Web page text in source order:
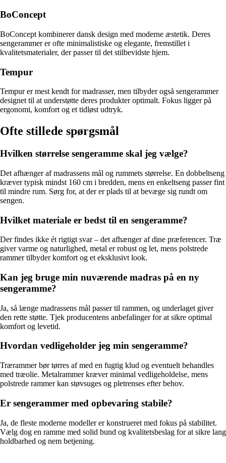
BoConcept
BoConcept kombinerer dansk design med moderne æstetik. Deres
sengerammer er ofte minimalistiske og elegante, fremstillet i
kvalitetsmaterialer, der passer til det stilbevidste hjem.
Tempur
Tempur er mest kendt for madrasser, men tilbyder også sengerammer
designet til at understøtte deres produkter optimalt. Fokus ligger på
ergonomi, komfort og et tidløst udtryk.
Ofte stillede spørgsmål
Hvilken størrelse sengeramme skal jeg vælge?
Det afhænger af madrassens mål og rummets størrelse. En dobbeltseng
kræver typisk mindst 160 cm i bredden, mens en enkeltseng passer fint
til mindre rum. Sørg for, at der er plads til at bevæge sig rundt om
sengen.
Hvilket materiale er bedst til en sengeramme?
Der findes ikke ét rigtigt svar – det afhænger af dine præferencer. Træ
giver varme og naturlighed, metal er robust og let, mens polstrede
rammer tilbyder komfort og et eksklusivt look.
Kan jeg bruge min nuværende madras på en ny
sengeramme?
Ja, så længe madrassens mål passer til rammen, og underlaget giver
den rette støtte. Tjek producentens anbefalinger for at sikre optimal
komfort og levetid.
Hvordan vedligeholder jeg min sengeramme?
Trærammer bør tørres af med en fugtig klud og eventuelt behandles
med træolie. Metalrammer kræver minimal vedligeholdelse, mens
polstrede rammer kan støvsuges og pletrenses efter behov.
Er sengerammer med opbevaring stabile?
Ja, de fleste moderne modeller er konstrueret med fokus på stabilitet.
Vælg dog en ramme med solid bund og kvalitetsbeslag for at sikre lang
holdbarhed og nem betjening.